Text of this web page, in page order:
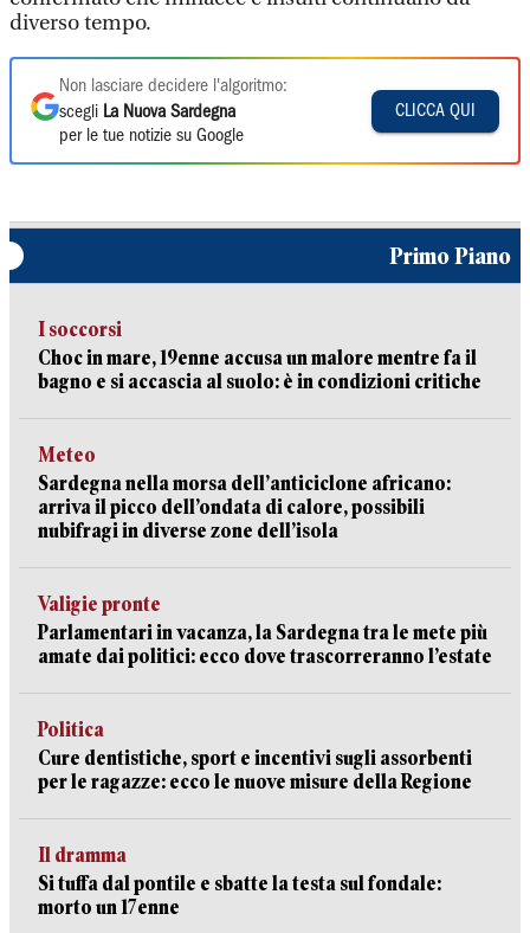
diverso tempo.
Non lasciare decidere l'algoritmo:
scegli La Nuova Sardegna
per le tue notizie su Google
CLICCA QUI
Primo Piano
I soccorsi
Choc in mare, 19enne accusa un malore mentre fa il
bagno e si accascia al suolo: è in condizioni critiche
Meteo
Sardegna nella morsa dell’anticiclone africano:
arriva il picco dell’ondata di calore, possibili
nubifragi in diverse zone dell’isola
Valigie pronte
Parlamentari in vacanza, la Sardegna tra le mete più
amate dai politici: ecco dove trascorreranno l’estate
Politica
Cure dentistiche, sport e incentivi sugli assorbenti
per le ragazze: ecco le nuove misure della Regione
Il dramma
Si tuffa dal pontile e sbatte la testa sul fondale:
morto un 17enne